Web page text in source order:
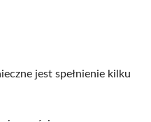
jest spełnienie kilku